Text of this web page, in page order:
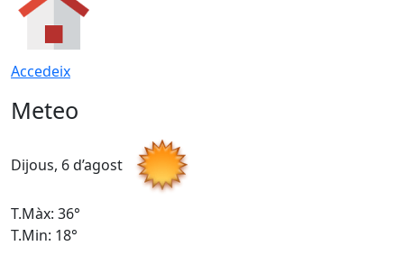
Accedeix
Meteo
Dijous, 6 d’agost
T.Màx: 36°
T.Min: 18°